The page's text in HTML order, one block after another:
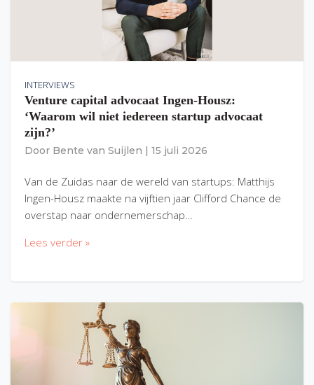
INTERVIEWS
Venture capital advocaat Ingen-Housz:
‘Waarom wil niet iedereen startup advocaat
zijn?’
Door Bente van Suijlen 15 juli 2026
Van de Zuidas naar de wereld van startups: Matthijs
Ingen-Housz maakte na vijftien jaar Clifford Chance de
overstap naar ondernemerschap…
Lees verder »